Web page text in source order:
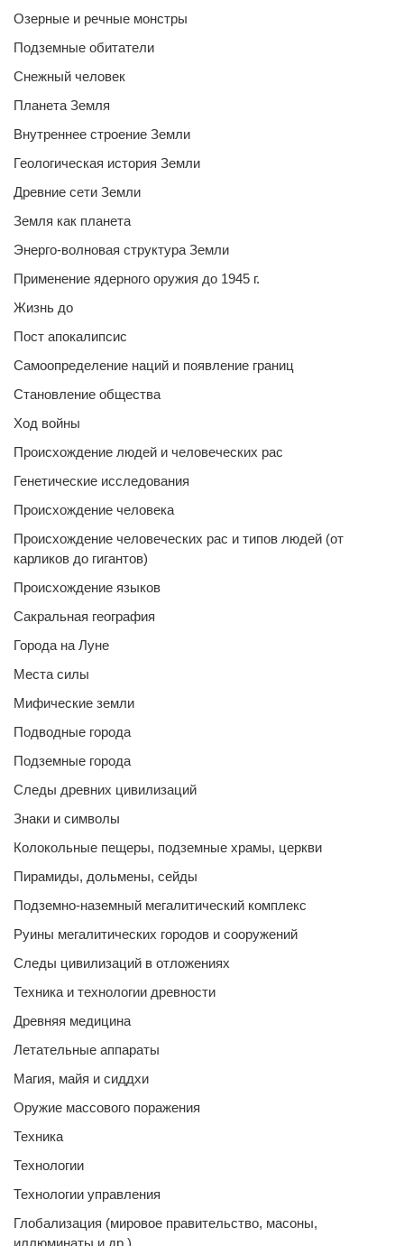
Озерные и речные монстры
Подземные обитатели
Снежный человек
Планета Земля
Внутреннее строение Земли
Геологическая история Земли
Древние сети Земли
Земля как планета
Энерго-волновая структура Земли
Применение ядерного оружия до 1945 г.
Жизнь до
Пост апокалипсис
Самоопределение наций и появление границ
Становление общества
Ход войны
Происхождение людей и человеческих рас
Генетические исследования
Происхождение человека
Происхождение человеческих рас и типов людей (от
карликов до гигантов)
Происхождение языков
Сакральная география
Города на Луне
Места силы
Мифические земли
Подводные города
Подземные города
Следы древних цивилизаций
Знаки и символы
Колокольные пещеры, подземные храмы, церкви
Пирамиды, дольмены, сейды
Подземно-наземный мегалитический комплекс
Руины мегалитических городов и сооружений
Следы цивилизаций в отложениях
Техника и технологии древности
Древняя медицина
Летательные аппараты
Магия, майя и сиддхи
Оружие массового поражения
Техника
Технологии
Технологии управления
Глобализация (мировое правительство, масоны,
иллюминаты и др,)